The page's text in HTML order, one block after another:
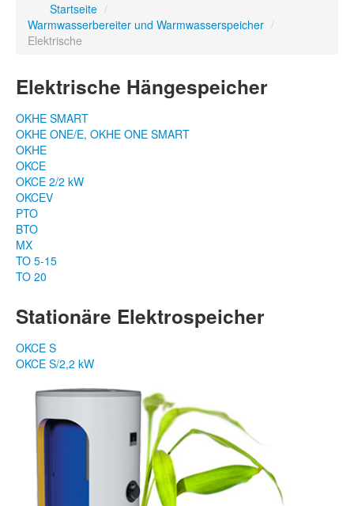
Startseite /
Warmwasserbereiter und Warmwasserspeicher /
Elektrische
Elektrische Hängespeicher
OKHE SMART
OKHE ONE/E, OKHE ONE SMART
OKHE
OKCE
OKCE 2/2 kW
OKCEV
PTO
BTO
MX
TO 5-15
TO 20
Stationäre Elektrospeicher
OKCE S
OKCE S/2,2 kW